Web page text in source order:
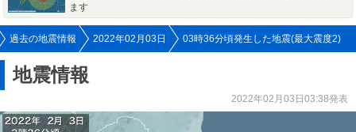
ます
過去の地震情報 2022年02月03日 03時36分頃発生した地震(最大震度2)
地震情報
2022年02月03日03:38発表